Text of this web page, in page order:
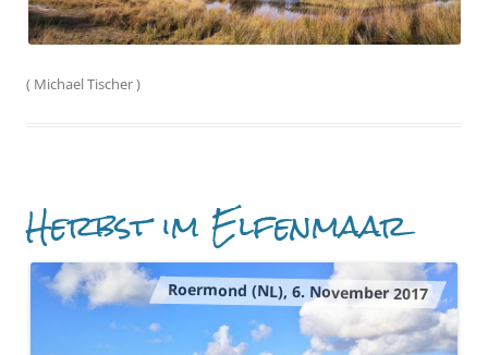
( Michael Tischer)
Herbst im Elfenmaar
Roermond (NL), 6. November 2017